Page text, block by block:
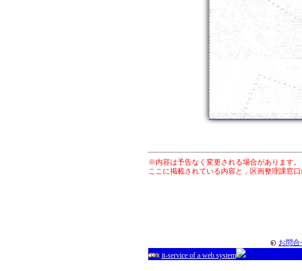
※内容は予告なく変更される場合があります。
ここに掲載されている内容と，区画整理課窓
お問合
it-service of a web system